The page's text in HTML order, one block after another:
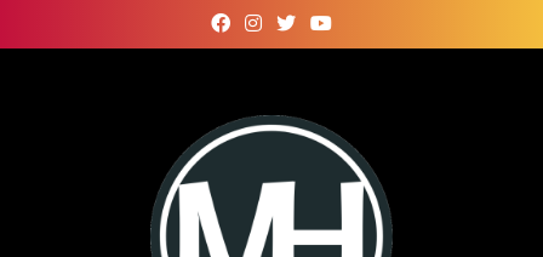
to